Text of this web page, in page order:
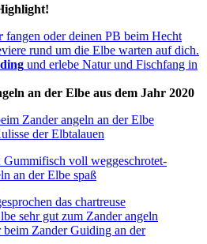
fangen oder deinen PB beim Hecht
rund um die Elbe warten auf dich.
und erlebe Natur und Fischfang in
an der Elbe aus dem Jahr 2020